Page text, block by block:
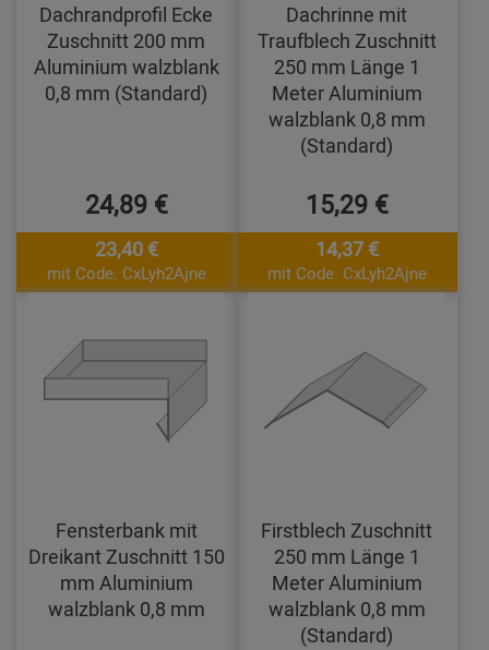
Dachrandprofil Ecke
Zuschnitt 200 mm
Aluminium walzblank
0,8 mm (Standard)
24,89 €
23,40 €
mit Code: CxLyh2Ajne
Dachrinne mit
Traufblech Zuschnitt
250 mm Länge 1
Meter Aluminium
walzblank 0,8 mm
(Standard)
15,29 €
14,37 €
mit Code: CxLyh2Ajne
Fensterbank mit
Dreikant Zuschnitt 150
mm Aluminium
walzblank 0,8 mm
Firstblech Zuschnitt
250 mm Länge 1
Meter Aluminium
walzblank 0,8 mm
(Standard)